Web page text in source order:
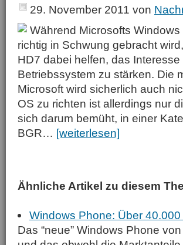
29. November 2011 von
Während Microsofts
richtig in Schwung gebracht
HD7 dabei helfen, das
Betriebssystem zu stärken. Die
Microsoft wird sicherlich auch
OS zu richten ist allerdings nur
sich darum bemüht, in einer
BGR… [weiterlesen]
Ähnliche Artikel zu diesem
Windows Phone: Über
Das “neue” Windows Phone